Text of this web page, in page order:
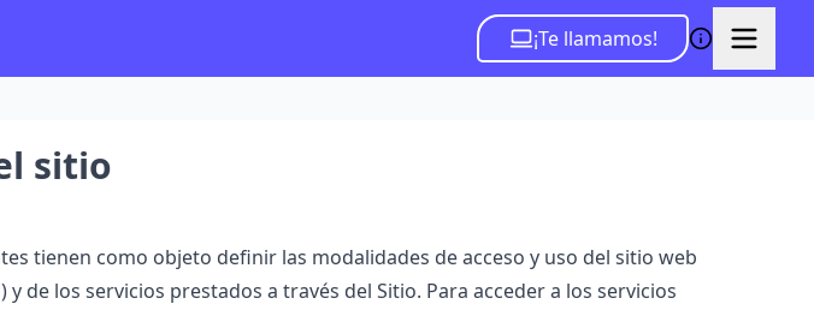
¡Te llamamos!
sitio
tienen como objeto definir las modalidades de acceso y uso del sitio web
y de los servicios prestados a través del Sitio. Para acceder a los servicios